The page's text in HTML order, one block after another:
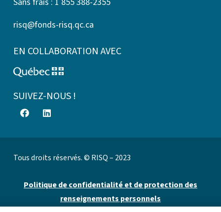
risq@fonds-risq.qc.ca
EN COLLABORATION AVEC
SUIVEZ-NOUS !
Tous droits réservés. © RISQ – 2023
Politique de confidentialité et de protection des
renseignements personnels